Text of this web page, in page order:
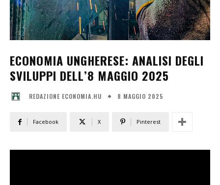
ECONOMIA UNGHERESE: ANALISI DEGLI
SVILUPPI DELL’8 MAGGIO 2025
REDAZIONE ECONOMIA.HU 8 MAGGIO 2025
Facebook X Pinterest